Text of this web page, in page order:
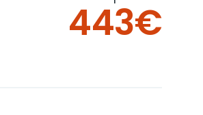
443€